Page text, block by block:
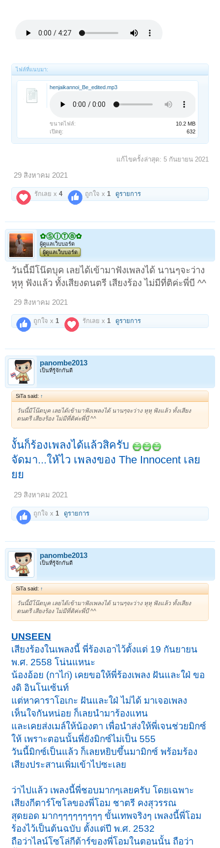
ไฟล์ที่แนบมา:
henjaikannoi_Be_edited.mp3
ขนาดไฟล์:
10.2 MB
เปิดดู:
632
แก้ไขครั้งล่าสุด: 5 กันยายน 2021
29 สิงหาคม 2021
รักเลย x4 ถูกใจ x1 ดูรายการ
✿ⓈⓘⓉⓐ✿
ผู้ดูแลเว็บบอร์ด
ผู้ดูแลเว็บบอร์ด
วันนี้มีโน๊ตบุค เลยได้เข้ามาฟังเพลงได้ นานๆจะว่าง
หุหุ ฟังแล้ว ทั้งเสียงดนตรี เสียงร้อง ไม่มีที่ติค่ะพี่บี ^^
29 สิงหาคม 2021
ถูกใจ x 1 รักเลย x 1 ดูรายการ
panombe2013
เป็นที่รู้จักกันดี
SiTa said: ↑
วันนี้มีโน๊ตบุค เลยได้เข้ามาฟังเพลงได้ นานๆจะว่าง หุหุ ฟังแล้ว ทั้งเสียง
ดนตรี เสียงร้อง ไม่มีที่ติค่ะพี่บี ^^
งั้นก็ร้องเพลงได้แล้วสิครับ
จัดมา...ให้ไว เพลงของ The Innocent เลย
ยย
29 สิงหาคม 2021
ถูกใจ x 1 ดูรายการ
panombe2013
เป็นที่รู้จักกันดี
SiTa said: ↑
วันนี้มีโน๊ตบุค เลยได้เข้ามาฟังเพลงได้ นานๆจะว่าง หุหุ ฟังแล้ว ทั้งเสียง
ดนตรี เสียงร้อง ไม่มีที่ติค่ะพี่บี ^^
UNSEEN
เสียงร้องในเพลงนี้ พี่ร้องเอาไว้ตั้งแต่ 19 กันยายน
พ.ศ. 2558 โน่นแหนะ
น้องอ้อย (กาไก่) เคยขอให้พี่ร้องเพลง ฝันและใฝ่ ขอ
งดิ อินโนเซ้นท์
แต่หาคาราโอเกะ ฝันและใฝ่ ไม่ได้ มาเจอเพลง
เห็นใจกันหน่อย ก็เลยนำมาร้องแทน
และเคยส่งเมล์ให้น้องตา เพื่อนำส่งให้พี่เจนช่วยมิกซ์
ให้ เพราะตอนนั้นพี่ยังมิกซ์ไม่เป็น 555
วันนี้มิกซ์เป็นแล้ว ก็เลยหยิบขึ้นมามิกซ์ พร้อมร้อง
เสียงประสานเพิ่มเข้าไปซะเลย
ว่าไปแล้ว เพลงนี้พี่ชอบมากๆเลยครับ โดยเฉพาะ
เสียงกีตาร์โซโลของพี่โอม ชาตรี คงสุวรรณ
สุดยอด มากๆๆๆๆๆๆๆๆๆ ขั้นเทพจริงๆ เพลงนี้พี่โอม
ร้องไว้เป็นต้นฉบับ ตั้งแต่ปี พ.ศ. 2532
ถือว่าไลน์โซโล่กีต้าร์ของพี่โอมในตอนนั้น ถือว่า